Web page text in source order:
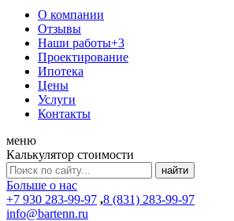
О компании
Отзывы
Наши работы+3
Проектирование
Ипотека
Цены
Услуги
Контакты
меню
Калькулятор стоимости
Больше о нас
+7 930 283-99-97 ,8 (831) 283-99-97
info@bartenn.ru